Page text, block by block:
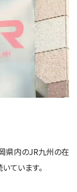
県内のJR九州の在
ています。